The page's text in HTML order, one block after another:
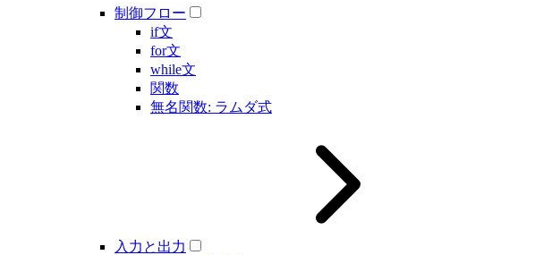
制御フロー
if文
for文
while文
関数
無名関数: ラムダ式
入力と出力